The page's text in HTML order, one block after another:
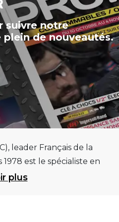
suivre notre
de nouveautés.
leader Français de la
est le spécialiste en
garages et centres
plus